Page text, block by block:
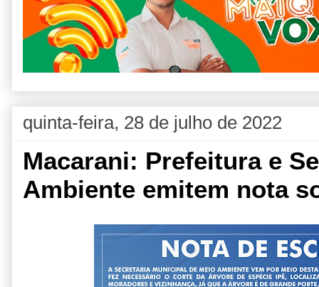
quinta-feira, 28 de julho de 2022
Macarani: Prefeitura e
Ambiente emitem nota